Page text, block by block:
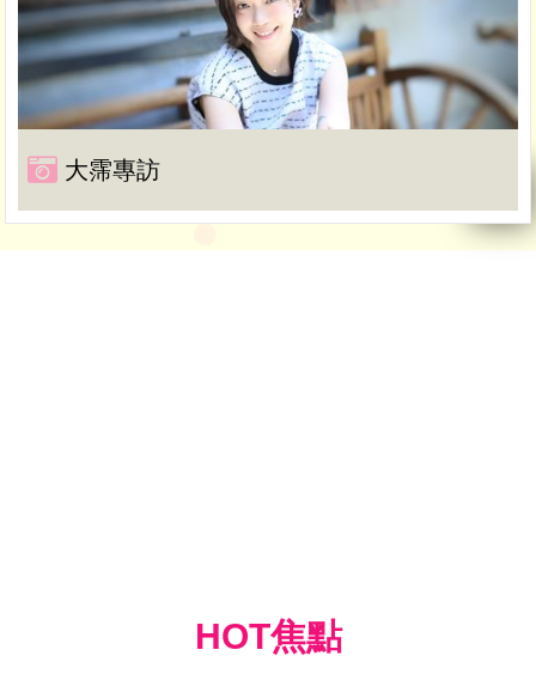
大霈專訪
HOT焦點